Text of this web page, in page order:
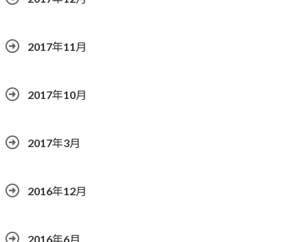
2017年11月
2017年10月
2017年3月
2016年12月
2016年6月